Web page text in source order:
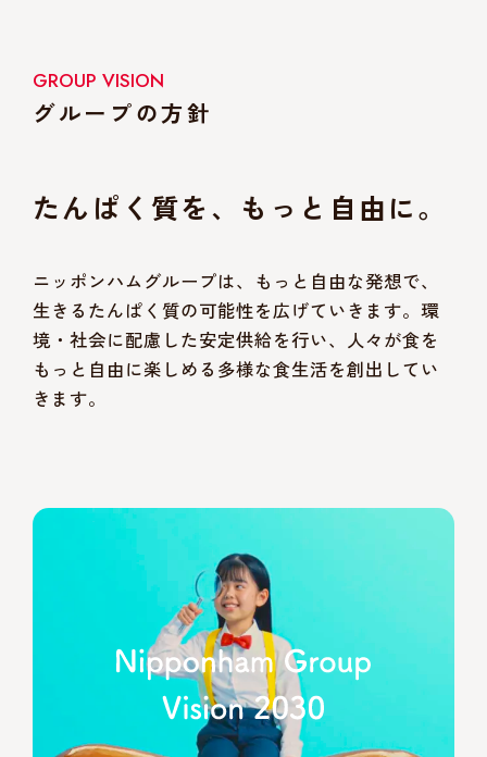
GROUP VISION
グループの方針
たんぱく質を、もっと自由に。
ニッポンハムグループは、もっと自由な発想で、
生きるたんぱく質の可能性を広げていきます。環
境・社会に配慮した安定供給を行い、人々が食を
もっと自由に楽しめる多様な食生活を創出してい
きます。